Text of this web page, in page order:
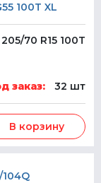
100T XL
205/70 R15 100T
заказ: 32 шт
В корзину